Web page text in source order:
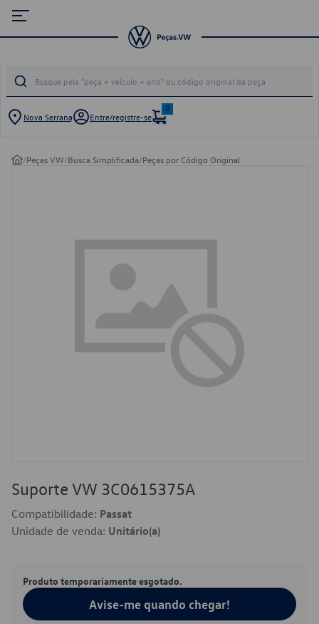
Nova Serrana Entre/registre-se
0
/Peças VW/Busca Simplificada/Peças por Código Original
Suporte VW 3C0615375A
Compatibilidade: Passat
Unidade de venda: Unitário(a)
Produto temporariamente esgotado.
Avise-me quando chegar!